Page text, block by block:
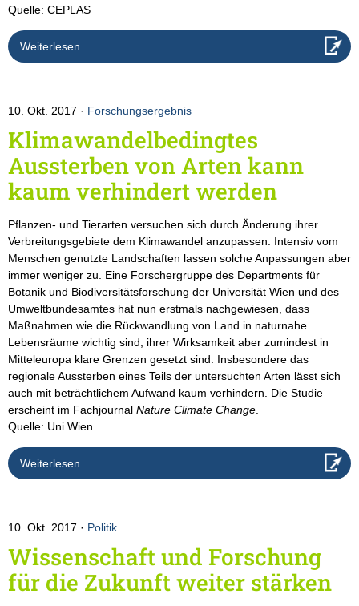
Quelle: CEPLAS
Weiterlesen
10. Okt. 2017 Forschungsergebnis
Klimawandelbedingtes
Aussterben von Arten kann
kaum verhindert werden
Pflanzen- und Tierarten versuchen sich durch Änderung ihrer
Verbreitungsgebiete dem Klimawandel anzupassen. Intensiv vom
Menschen genutzte Landschaften lassen solche Anpassungen aber
immer weniger zu. Eine Forschergruppe des Departments für
Botanik und Biodiversitätsforschung der Universität Wien und des
Umweltbundesamtes hat nun erstmals nachgewiesen, dass
Maßnahmen wie die Rückwandlung von Land in naturnahe
Lebensräume wichtig sind, ihrer Wirksamkeit aber zumindest in
Mitteleuropa klare Grenzen gesetzt sind. Insbesondere das
regionale Aussterben eines Teils der untersuchten Arten lässt sich
auch mit beträchtlichem Aufwand kaum verhindern. Die Studie
erscheint im Fachjournal Nature Climate Change
Quelle: Uni Wien
Weiterlesen
10. Okt. 2017 Politik
Wissenschaft und Forschung
für die Zukunft weiter stärken